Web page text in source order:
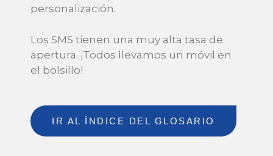
personalización.
Los SMS tienen una muy alta tasa de
apertura. ¡Todos llevamos un móvil en
el bolsillo!
IR AL ÍNDICE DEL GLOSARIO